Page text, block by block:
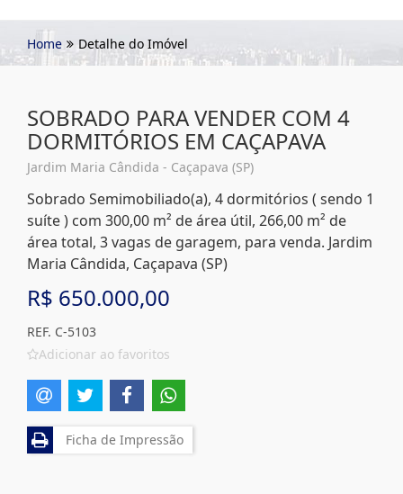
Home Detalhe do Imóvel
SOBRADO PARA VENDER COM 4
DORMITÓRIOS EM CAÇAPAVA
Jardim Maria Cândida - Caçapava (SP)
Sobrado Semimobiliado(a), 4 dormitórios ( sendo 1
suíte ) com 300,00 m² de área útil, 266,00 m² de
área total, 3 vagas de garagem, para venda. Jardim
Maria Cândida, Caçapava (SP)
R$ 650.000,00
REF. C-5103
Adicionar ao favoritos
Ficha de Impressão